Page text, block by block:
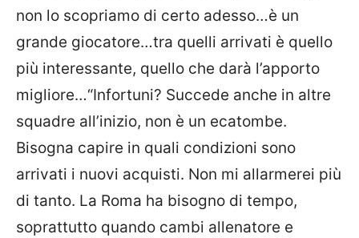
non lo scopriamo di certo adesso…è un
grande giocatore…tra quelli arrivati è quello
più interessante, quello che darà l’apporto
migliore…“Infortuni? Succede anche in altre
squadre all’inizio, non è un ecatombe.
Bisogna capire in quali condizioni sono
arrivati i nuovi acquisti. Non mi allarmerei più
di tanto. La Roma ha bisogno di tempo,
soprattutto quando cambi allenatore e